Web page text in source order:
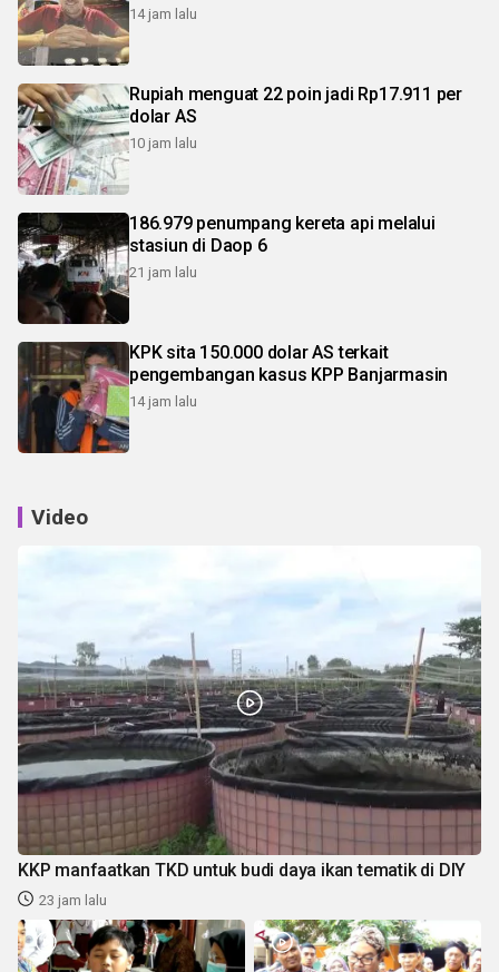
14 jam lalu
Rupiah menguat 22 poin jadi Rp17.911 per
dolar AS
10 jam lalu
186.979 penumpang kereta api melalui
stasiun di Daop 6
21 jam lalu
KPK sita 150.000 dolar AS terkait
pengembangan kasus KPP Banjarmasin
14 jam lalu
Video
KKP manfaatkan TKD untuk budi daya ikan tematik di DIY
23 jam lalu